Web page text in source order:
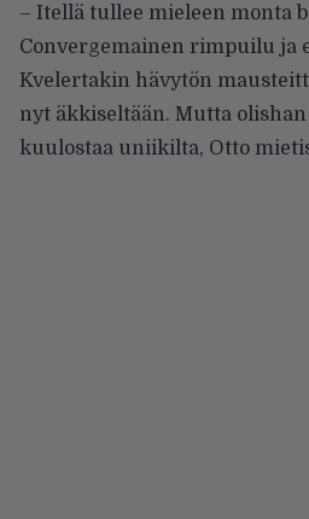
– Itellä tullee mieleen monta
Convergemainen rimpuilu ja
Kvelertakin hävytön
nyt äkkiseltään. Mutta
kuulostaa uniikilta, Otto